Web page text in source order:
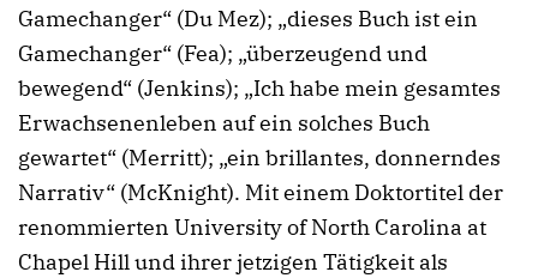
Gamechanger“ (Du Mez); „dieses Buch ist ein
Gamechanger“ (Fea); „überzeugend und
bewegend“ (Jenkins); „Ich habe mein gesamtes
Erwachsenenleben auf ein solches Buch
gewartet“ (Merritt); „ein brillantes, donnerndes
Narrativ“ (McKnight). Mit einem Doktortitel der
renommierten University of North Carolina at
Chapel Hill und ihrer jetzigen Tätigkeit als